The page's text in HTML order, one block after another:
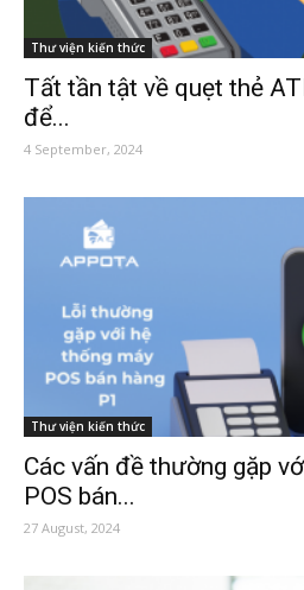
Thư viện kiến thức
Tất tần tật về quẹt thẻ
để...
4 September, 2024
Thư viện kiến thức
Các vấn đề thường gặp
POS bán...
27 August, 2024